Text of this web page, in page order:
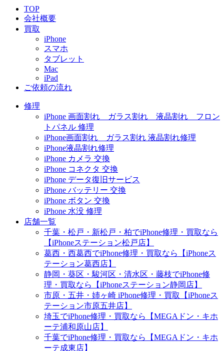
TOP
会社概要
買取
iPhone
スマホ
タブレット
Mac
iPad
ご依頼の流れ
修理
iPhone 画面割れ ガラス割れ 液晶割れ フロン
トパネル 修理
iPhone画面割れ ガラス割れ 液晶割れ修理
iPhone液晶割れ修理
iPhone カメラ 交換
iPhone コネクタ 交換
iPhone データ復旧サービス
iPhone バッテリー 交換
iPhone ボタン 交換
iPhone 水没 修理
店舗一覧
千葉・松戸・新松戸・柏でiPhone修理・買取なら
【iPhoneステーション松戸店】
葛西・西葛西でiPhone修理・買取なら【iPhoneス
テーション葛西店】
静岡・葵区・駿河区・清水区・藤枝でiPhone修
理・買取なら【iPhoneステーション静岡店】
市原・五井・姉ヶ崎 iPhone修理・買取【iPhoneス
テーション市原五井店】
埼玉でiPhone修理・買取なら【MEGAドン・キホ
ーテ浦和原山店】
千葉でiPhone修理・買取なら【MEGAドン・キホ
ーテ成東店】